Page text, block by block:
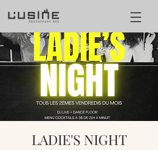
LADIE'S NIGHT